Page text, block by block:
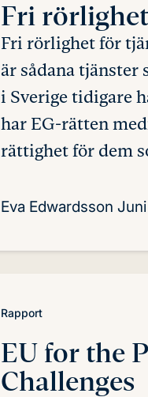
Fri rörlighet
Fri rörlighet för
är sådana tjänster
i Sverige tidigare
har EG-rätten
rättighet för dem
Eva Edwardsson
Rapport
EU for the
Challenges